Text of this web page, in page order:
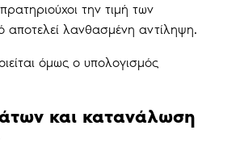
την τιμή των
αποτελεί λανθασμένη αντίληψη.
όμως ο υπολογισμός
και κατανάλωση